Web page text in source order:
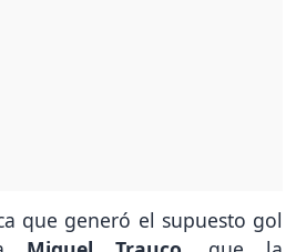
que generó el supuesto gol